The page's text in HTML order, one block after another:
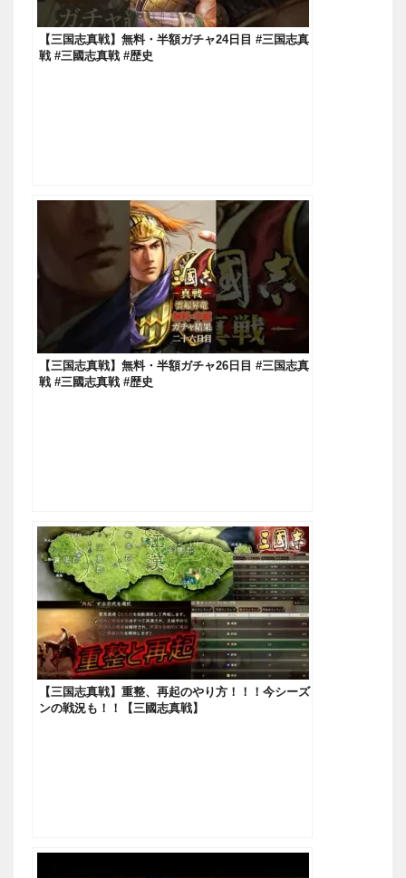
【三国志真戦】無料・半額ガチャ24日目 #三国志真
戦 #三國志真戦 #歴史
【三国志真戦】無料・半額ガチャ26日目 #三国志真
戦 #三國志真戦 #歴史
【三国志真戦】重整、再起のやり方！！！今シーズ
ンの戦況も！！【三國志真戦】